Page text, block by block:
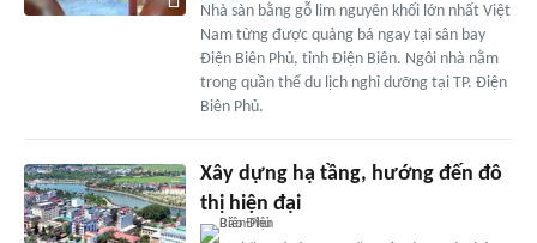
Nhà sàn bằng gỗ lim nguyên khối lớn nhất Việt
Nam từng được quảng bá ngay tại sân bay
Điện Biên Phủ, tỉnh Điện Biên. Ngôi nhà nằm
trong quần thể du lịch nghỉ dưỡng tại TP. Điện
Biên Phủ.
Xây dựng hạ tầng, hướng đến đô
thị hiện đại